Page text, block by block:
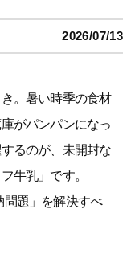
2026/07/13
。暑い時季の食材
がパンパンになっ
るのが、未開封な
牛乳」です。
問題」を解決すべ